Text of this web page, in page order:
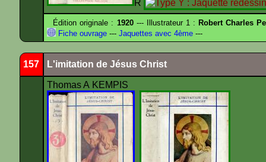
R
Édition originale : 1920--- Illustrateur 1 : Robert Charles
Fiche ouvrage --- Jaquettes avec 4ème ---
157 L'imitation de Jésus Christ
Thomas A KEMPIS